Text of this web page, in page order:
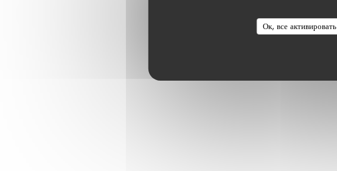
Ок, все активировать